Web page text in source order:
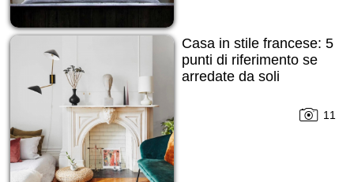
Casa in stile francese: 5
punti di riferimento se
arredate da soli
11